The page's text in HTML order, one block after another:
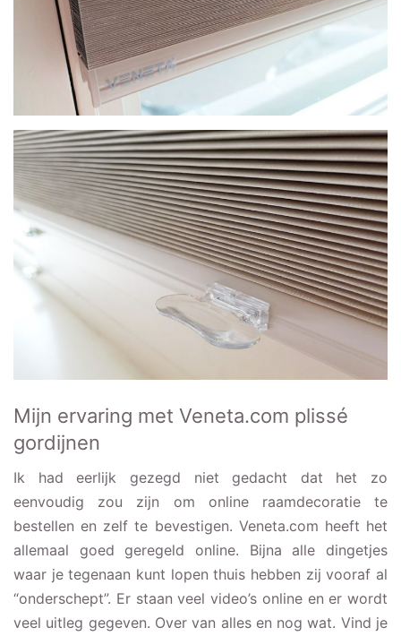
Mijn ervaring met Veneta.com plissé
gordijnen
Ik had eerlijk gezegd niet gedacht dat het zo
eenvoudig zou zijn om online raamdecoratie te
bestellen en zelf te bevestigen. Veneta.com heeft het
allemaal goed geregeld online. Bijna alle dingetjes
waar je tegenaan kunt lopen thuis hebben zij vooraf al
“onderschept”. Er staan veel video’s online en er wordt
veel uitleg gegeven. Over van alles en nog wat. Vind je